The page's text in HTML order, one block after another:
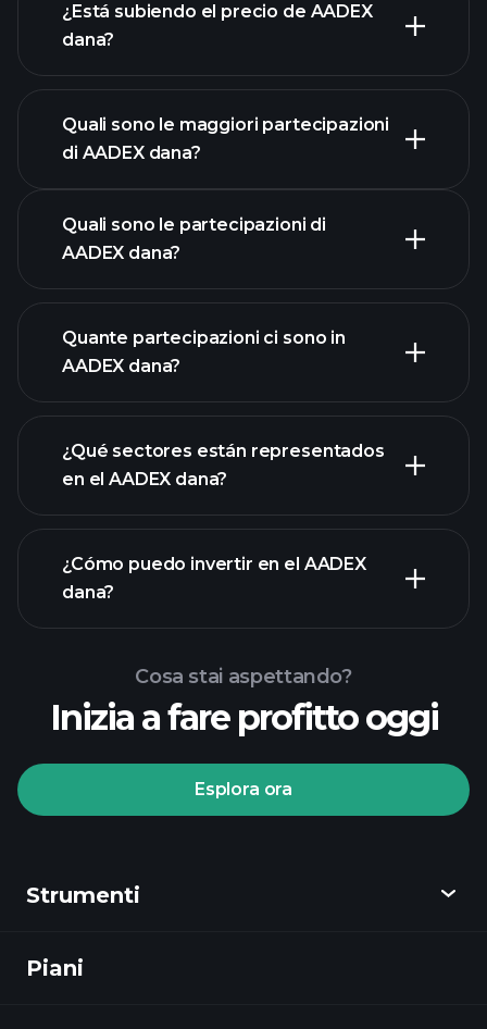
gráfico avanzado
¿Está subiendo el precio de AADEX
dana?
Quali sono le maggiori partecipazioni
di AADEX dana?
partecipazioni
Quali sono le partecipazioni di
AADEX dana?
partecipazioni
Quante partecipazioni ci sono in
AADEX dana?
partecipazioni
¿Qué sectores están representados
en el AADEX dana?
¿Cómo puedo invertir en el AADEX
dana?
Cosa stai aspettando?
Inizia a fare profitto oggi
Esplora ora
Strumenti
Scopri
Piani